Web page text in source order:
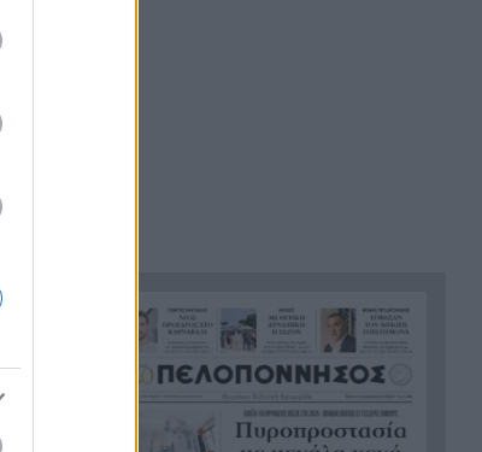
και Βοιωτία
Σημαντική ενίσχυση για τον
Αίαντα ΑΣΑΑ
Κοριτσάκι τριών χρονών